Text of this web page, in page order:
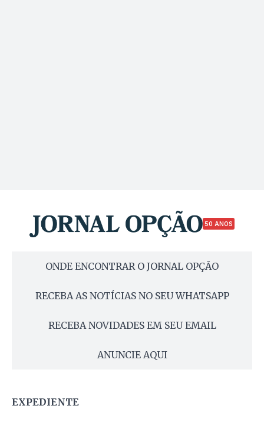
50 ANOS
ONDE ENCONTRAR O JORNAL OPÇÃO
RECEBA AS NOTÍCIAS NO SEU WHATSAPP
RECEBA NOVIDADES EM SEU EMAIL
ANUNCIE AQUI
EXPEDIENTE